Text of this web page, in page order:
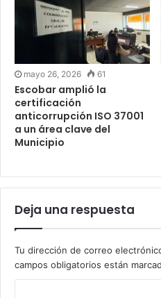
mayo 26, 2026 61
Escobar amplió la
certificación
anticorrupción ISO 37001
a un área clave del
Municipio
Deja una respuesta
Tu dirección de correo
campos obligatorios están